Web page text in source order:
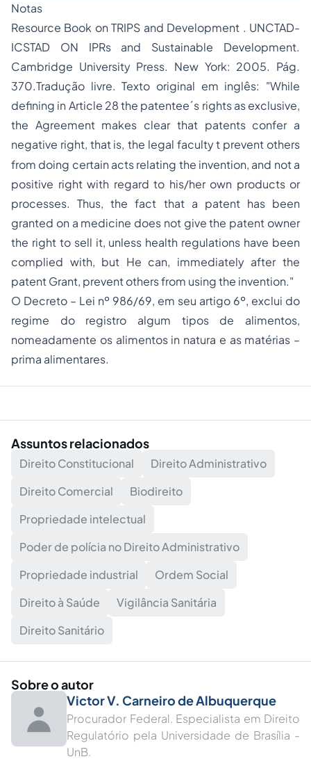
Notas
Resource Book on TRIPS and Development . UNCTAD-
ICSTAD ON IPRs and Sustainable Development.
Cambridge University Press. New York: 2005. Pág.
370.Tradução livre. Texto original em inglês: "While
defining in Article 28 the patentee´s rights as exclusive,
the Agreement makes clear that patents confer a
negative right, that is, the legal faculty t prevent others
from doing certain acts relating the invention, and not a
positive right with regard to his/her own products or
processes. Thus, the fact that a patent has been
granted on a medicine does not give the patent owner
the right to sell it, unless health regulations have been
complied with, but He can, immediately after the
patent Grant, prevent others from using the invention."
O Decreto – Lei nº 986/69, em seu artigo 6º, exclui do
regime do registro algum tipos de alimentos,
nomeadamente os alimentos in natura e as matérias –
prima alimentares.
Assuntos relacionados
Direito Constitucional
Direito Administrativo
Direito Comercial
Biodireito
Propriedade intelectual
Poder de polícia no Direito Administrativo
Propriedade industrial
Ordem Social
Direito à Saúde
Vigilância Sanitária
Direito Sanitário
Sobre o autor
Victor V. Carneiro de Albuquerque
Procurador Federal. Especialista em Direito
Regulatório pela Universidade de Brasília -
UnB.